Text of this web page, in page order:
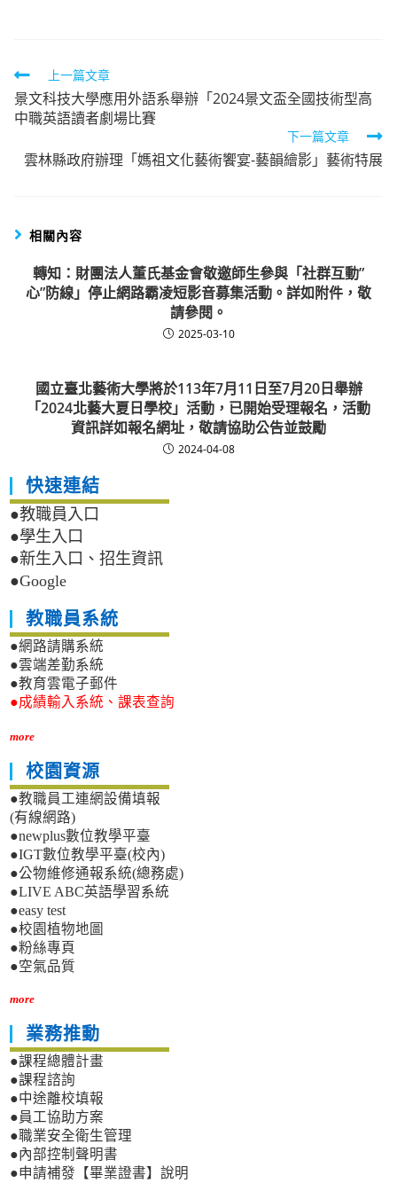
Read
more
articles
上一篇文章
景文科技大學應用外語系舉辦「2024景文盃全國技術型高
中職英語讀者劇場比賽
下一篇文章
雲林縣政府辦理「媽祖文化藝術饗宴-藝韻繪影」藝術特展
相關內容
轉知：財團法人董氏基金會敬邀師生參與「社群互動”
心”防線」停止網路霸凌短影音募集活動。詳如附件，敬
請參閱。
2025-03-10
國立臺北藝術大學將於113年7月11日至7月20日舉辦
「2024北藝大夏日學校」活動，已開始受理報名，活動
資訊詳如報名網址，敬請協助公告並鼓勵
2024-04-08
快速連結
●教職員入口
●學生入口
●新生入口、招生資訊
●Google
教職員系統
●網路請購系統
●雲端差勤系統
●教育雲電子郵件
●成績輸入系統、課表查詢
more
校園資源
●教職員工連網設備填報
(有線網路)
●newplus數位教學平臺
●IGT數位教學平臺(校內)
●公物維修通報系統(總務處)
●LIVE ABC英語學習系統
●easy test
●校園植物地圖
●粉絲專頁
●空氣品質
more
業務推動
●課程總體計畫
●課程諮詢
●中途離校填報
●員工協助方案
●職業安全衛生管理
●內部控制聲明書
●申請補發【畢業證書】說明